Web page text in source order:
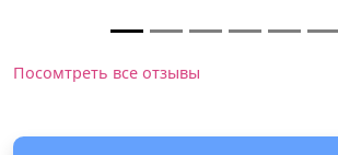
Посомтреть все отзывы